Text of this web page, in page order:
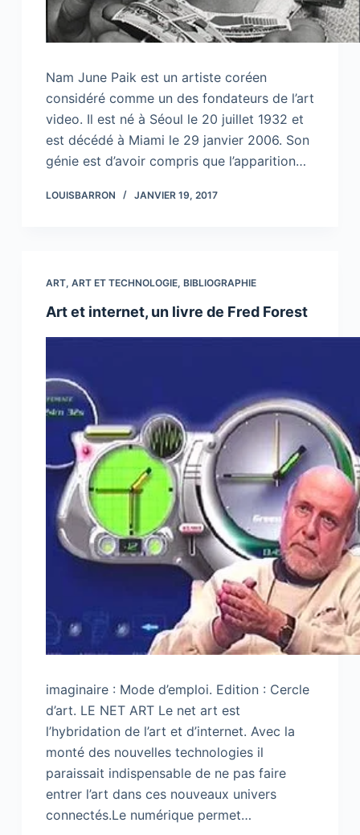
Nam June Paik est un artiste coréen
considéré comme un des fondateurs de l’art
video. Il est né à Séoul le 20 juillet 1932 et
est décédé à Miami le 29 janvier 2006. Son
génie est d’avoir compris que l’apparition…
LOUISBARRON JANVIER 19, 2017
ART, ART ET TECHNOLOGIE, BIBLIOGRAPHIE
Art et internet, un livre de Fred Forest
imaginaire : Mode d’emploi. Edition : Cercle
d’art. LE NET ART Le net art est
l’hybridation de l’art et d’internet. Avec la
monté des nouvelles technologies il
paraissait indispensable de ne pas faire
entrer l’art dans ces nouveaux univers
connectés.Le numérique permet…